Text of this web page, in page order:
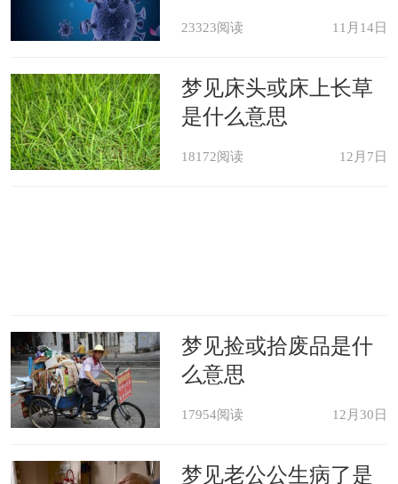
23323阅读 11月14日
梦见床头或床上长草
是什么意思
18172阅读 12月7日
梦见捡或拾废品是什
么意思
17954阅读 12月30日
梦见老公公生病了是